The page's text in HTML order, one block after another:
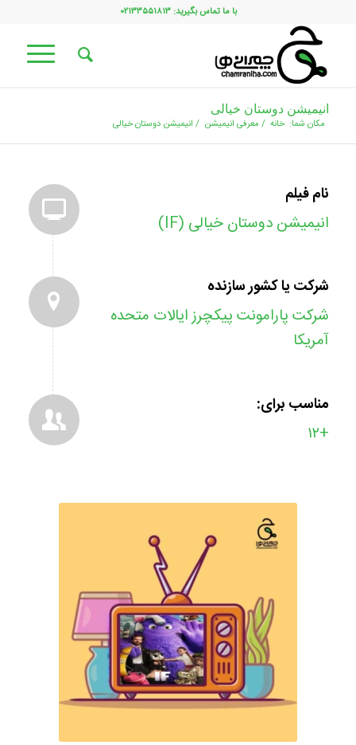
با ما تماس بگیرید: ۰۲۱۳۳۵۵۱۸۱۳
انیمیشن دوستان خیالی
مکان شما: خانه / معرفی انیمیشن / انیمیشن دوستان خیالی
نام فیلم
انیمیشن دوستان خیالی (IF)
شرکت یا کشور سازنده
شرکت پارامونت پیکچرز ایالات متحده
آمریکا
مناسب برای:
+۱۲